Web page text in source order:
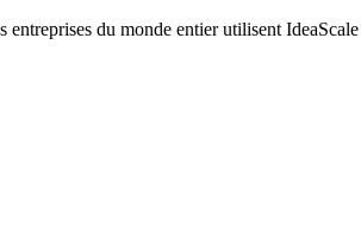
entreprises du monde entier utilisent